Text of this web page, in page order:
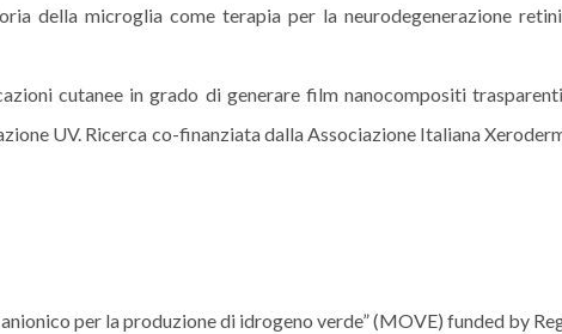
della microglia come terapia per la neurodegenerazione
cutanee in grado di generare film nanocompositi
UV. Ricerca co-finanziata dalla Associazione Italiana
per la produzione di idrogeno verde” (MOVE) funded by